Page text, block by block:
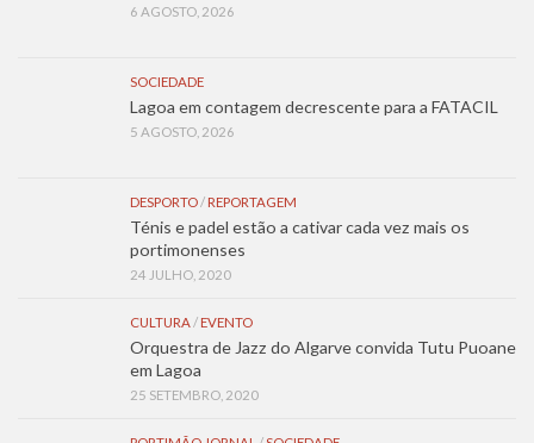
6 AGOSTO, 2026
SOCIEDADE
Lagoa em contagem decrescente para a FATACIL
5 AGOSTO, 2026
DESPORTO/ REPORTAGEM
Ténis e padel estão a cativar cada vez mais os
portimonenses
24 JULHO, 2020
CULTURA/ EVENTO
Orquestra de Jazz do Algarve convida Tutu Puoane
em Lagoa
25 SETEMBRO, 2020